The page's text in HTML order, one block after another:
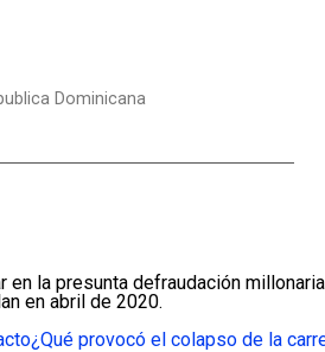
Dominicana
la presunta defraudación
en abril de 2020.
¿Qué provocó el colapso de la